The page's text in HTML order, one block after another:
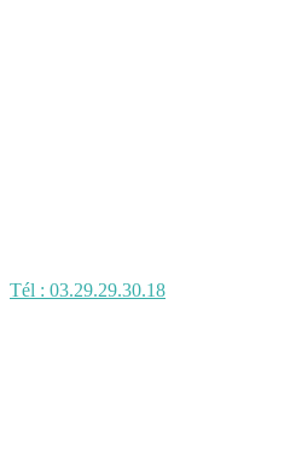
Tél : 03.29.29.30.18